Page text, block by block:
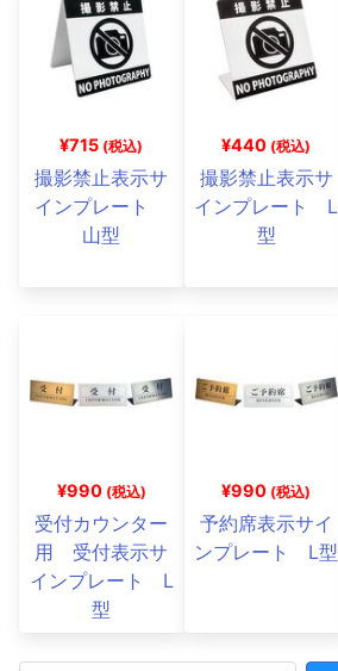
¥715 (税込)
撮影禁止表示サ
インプレート
山型
¥440 (税込)
撮影禁止表示サ
インプレート L
型
¥990 (税込)
受付カウンター
用 受付表示サ
インプレート L
型
¥990 (税込)
予約席表示サイ
ンプレート L型